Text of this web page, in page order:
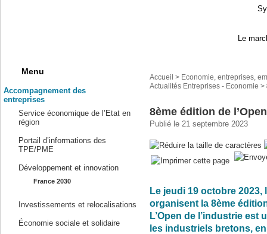
Le
Menu
Accompagnement des
entreprises
Service économique de l’Etat en
région
Portail d’informations des
TPE/PME
Développement et innovation
France 2030
Investissements et relocalisations
Économie sociale et solidaire
Accueil > Economie, entreprises,
Actualités Entreprises - Economie >
8ème édition de
Publié le 21 septembre 2023
Le jeudi 19 octobre
organisent la 8ème
L’Open de l’industrie
les industriels bretons,